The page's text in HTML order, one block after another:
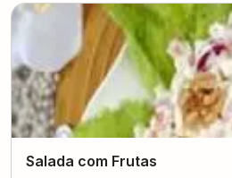
Salada com Frutas